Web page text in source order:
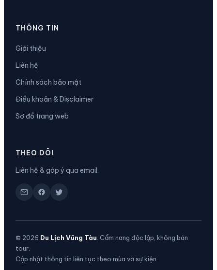
THÔNG TIN
Giới thiệu
Liên hệ
Chính sách bảo mật
Điều khoản & Disclaimer
Sơ đồ trang web
THEO DÕI
Liên hệ & góp ý qua email.
© 2026 Du Lịch Vũng Tàu. Cẩm nang độc lập, không bán
tour.
Cập nhật thông tin liên tục theo mùa và sự kiện.